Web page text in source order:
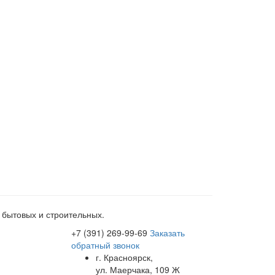
и строительных.
+7 (391) 269-99-69 Заказать
обратный звонок
г. Красноярск,
ул. Маерчака, 109 Ж